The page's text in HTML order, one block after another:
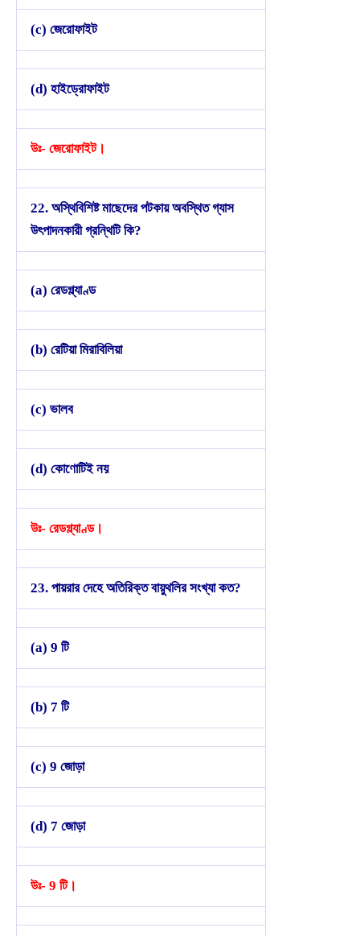
(c) জেরোফাইট
(d) হাইড্রোফাইট
উঃ- জেরোফাইট।
22. অস্থিবিশিষ্ট মাছেদের পটকায় অবস্থিত গ্যাস
উৎপাদনকারী গ্রন্থিটি কি?
(a) রেডগ্ল্যাণ্ড
(b) রেটিয়া মিরাবিলিয়া
(c) ভালব
(d) কোণোটিই নয়
উঃ- রেডগ্ল্যাণ্ড।
23. পায়রার দেহে অতিরিক্ত বায়ুথলির সংখ্যা কত?
(a) 9 টি
(b) 7 টি
(c) 9 জোড়া
(d) 7 জোড়া
উঃ- 9 টি।